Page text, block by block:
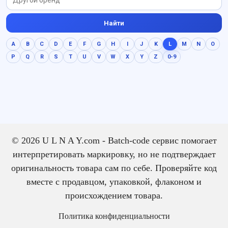
Найти
A B C D E F G H I J K L M N
O
P
Q R S T U V W X Y Z 0-9
© 2026 U L N A Y.com - Batch-code сервис помогает
интерпретировать маркировку, но не подтверждает
оригинальность товара сам по себе. Проверяйте код
вместе с продавцом, упаковкой, флаконом и
происхождением товара.
Политика конфиденциальности